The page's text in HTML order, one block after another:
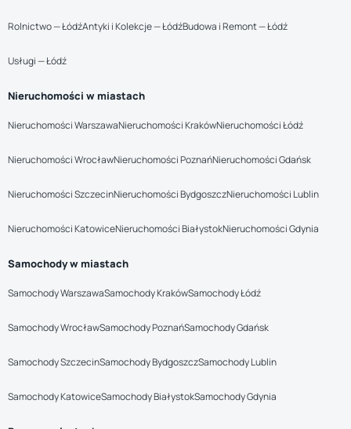
Rolnictwo — ŁódźAntyki i Kolekcje — ŁódźBudowa i Remont — Łódź
Usługi — Łódź
Nieruchomości w miastach
Nieruchomości WarszawaNieruchomości KrakówNieruchomości Łódź
Nieruchomości WrocławNieruchomości PoznańNieruchomości Gdańsk
Nieruchomości SzczecinNieruchomości BydgoszczNieruchomości Lublin
Nieruchomości KatowiceNieruchomości BiałystokNieruchomości Gdynia
Samochody w miastach
Samochody WarszawaSamochody KrakówSamochody Łódź
Samochody WrocławSamochody PoznańSamochody Gdańsk
Samochody SzczecinSamochody BydgoszczSamochody Lublin
Samochody KatowiceSamochody BiałystokSamochody Gdynia